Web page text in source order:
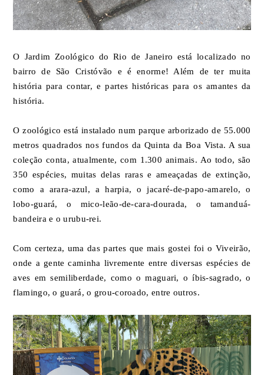
O Jardim Zoológico do Rio de Janeiro está localizado no
bairro de São Cristóvão e é enorme! Além de ter muita
história para contar, e partes históricas para os amantes da
história.
O zoológico está instalado num parque arborizado de 55.000
metros quadrados nos fundos da Quinta da Boa Vista. A sua
coleção conta, atualmente, com 1.300 animais. Ao todo, são
350 espécies, muitas delas raras e ameaçadas de extinção,
como a arara-azul, a harpia, o jacaré-de-papo-amarelo, o
lobo-guará, o mico-leão-de-cara-dourada, o tamanduá-
bandeira e o urubu-rei.
Com certeza, uma das partes que mais gostei foi o Viveirão,
onde a gente caminha livremente entre diversas espécies de
aves em semiliberdade, como o maguari, o íbis-sagrado, o
flamingo, o guará, o grou-coroado, entre outros.